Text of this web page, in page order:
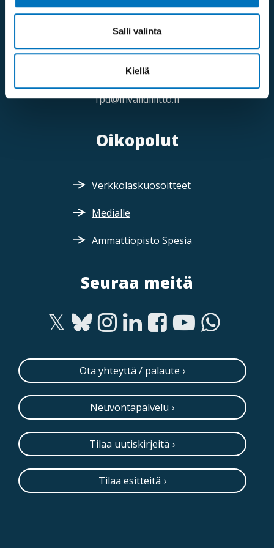
Salli valinta
Kiellä
Puhelinvaihde:
Sähköposti:
fpd@invalidiliitto.fi
Oikopolut
Verkkolaskuosoitteet
Medialle
Ammattiopisto Spesia
Seuraa meitä
Ota yhteyttä / palaute
Neuvontapalvelu
Tilaa uutiskirjeitä
Tilaa esitteitä